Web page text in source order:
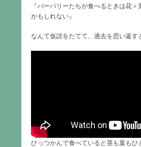
『バーバリーたちが食べるときは花
かもしれない』
なんて仮説をたてて、過去を思い返す
ひっつかんで食べていると茎も葉もひ